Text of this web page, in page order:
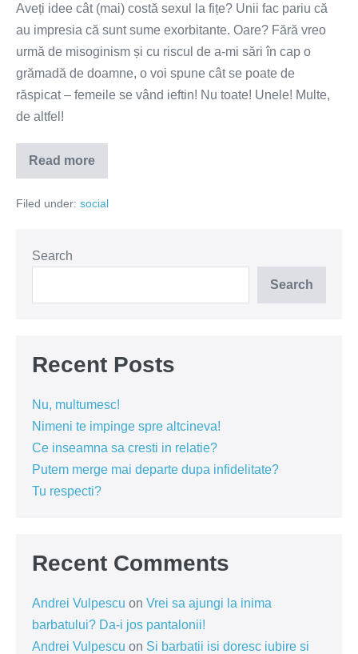
Aveți idee cât (mai) costă sexul la fițe? Unii fac pariu că
au impresia că sunt sume exorbitante. Oare? Fără vreo
urmă de misoginism și cu riscul de a-mi sări în cap o
grămadă de doamne, o voi spune cât se poate de
răspicat – femeile se vând ieftin! Nu toate! Unele! Multe,
de altfel!
Read more
Cât
mai
sexul
Mamaia?
Filed under: social
Search
Search
Recent Posts
Nu, multumesc!
Nimeni te impinge spre altcineva!
Ce inseamna sa cresti in relatie?
Putem merge mai departe dupa infidelitate?
Tu respecti?
Recent Comments
Andrei Vulpescu on Vrei sa ajungi la inima
barbatului? Da-i jos pantalonii!
Andrei Vulpescu on Si barbatii isi doresc iubire si